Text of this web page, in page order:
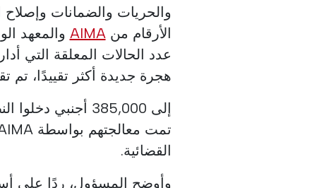
والحريات والضمانات وإصلاح
الأرقام منAIMA والمعهد
عدد الحالات المعلقة التي
هجرة جديدة أكثر تقييدًا، تم تقديمها في
القضائية.